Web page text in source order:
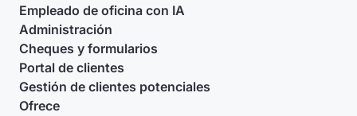
Empleado de oficina con IA
Administración
Cheques y formularios
Portal de clientes
Gestión de clientes potenciales
Ofrece